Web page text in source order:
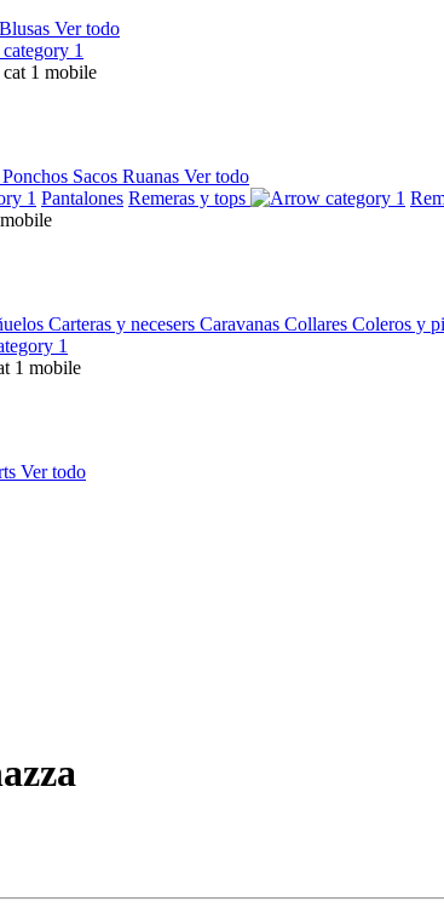
Blusas Ver todo
Ponchos Sacos Ruanas Ver todo
Pantalones Remeras y tops
Carteras y necesers Caravanas Collares Coleros y
Ver todo